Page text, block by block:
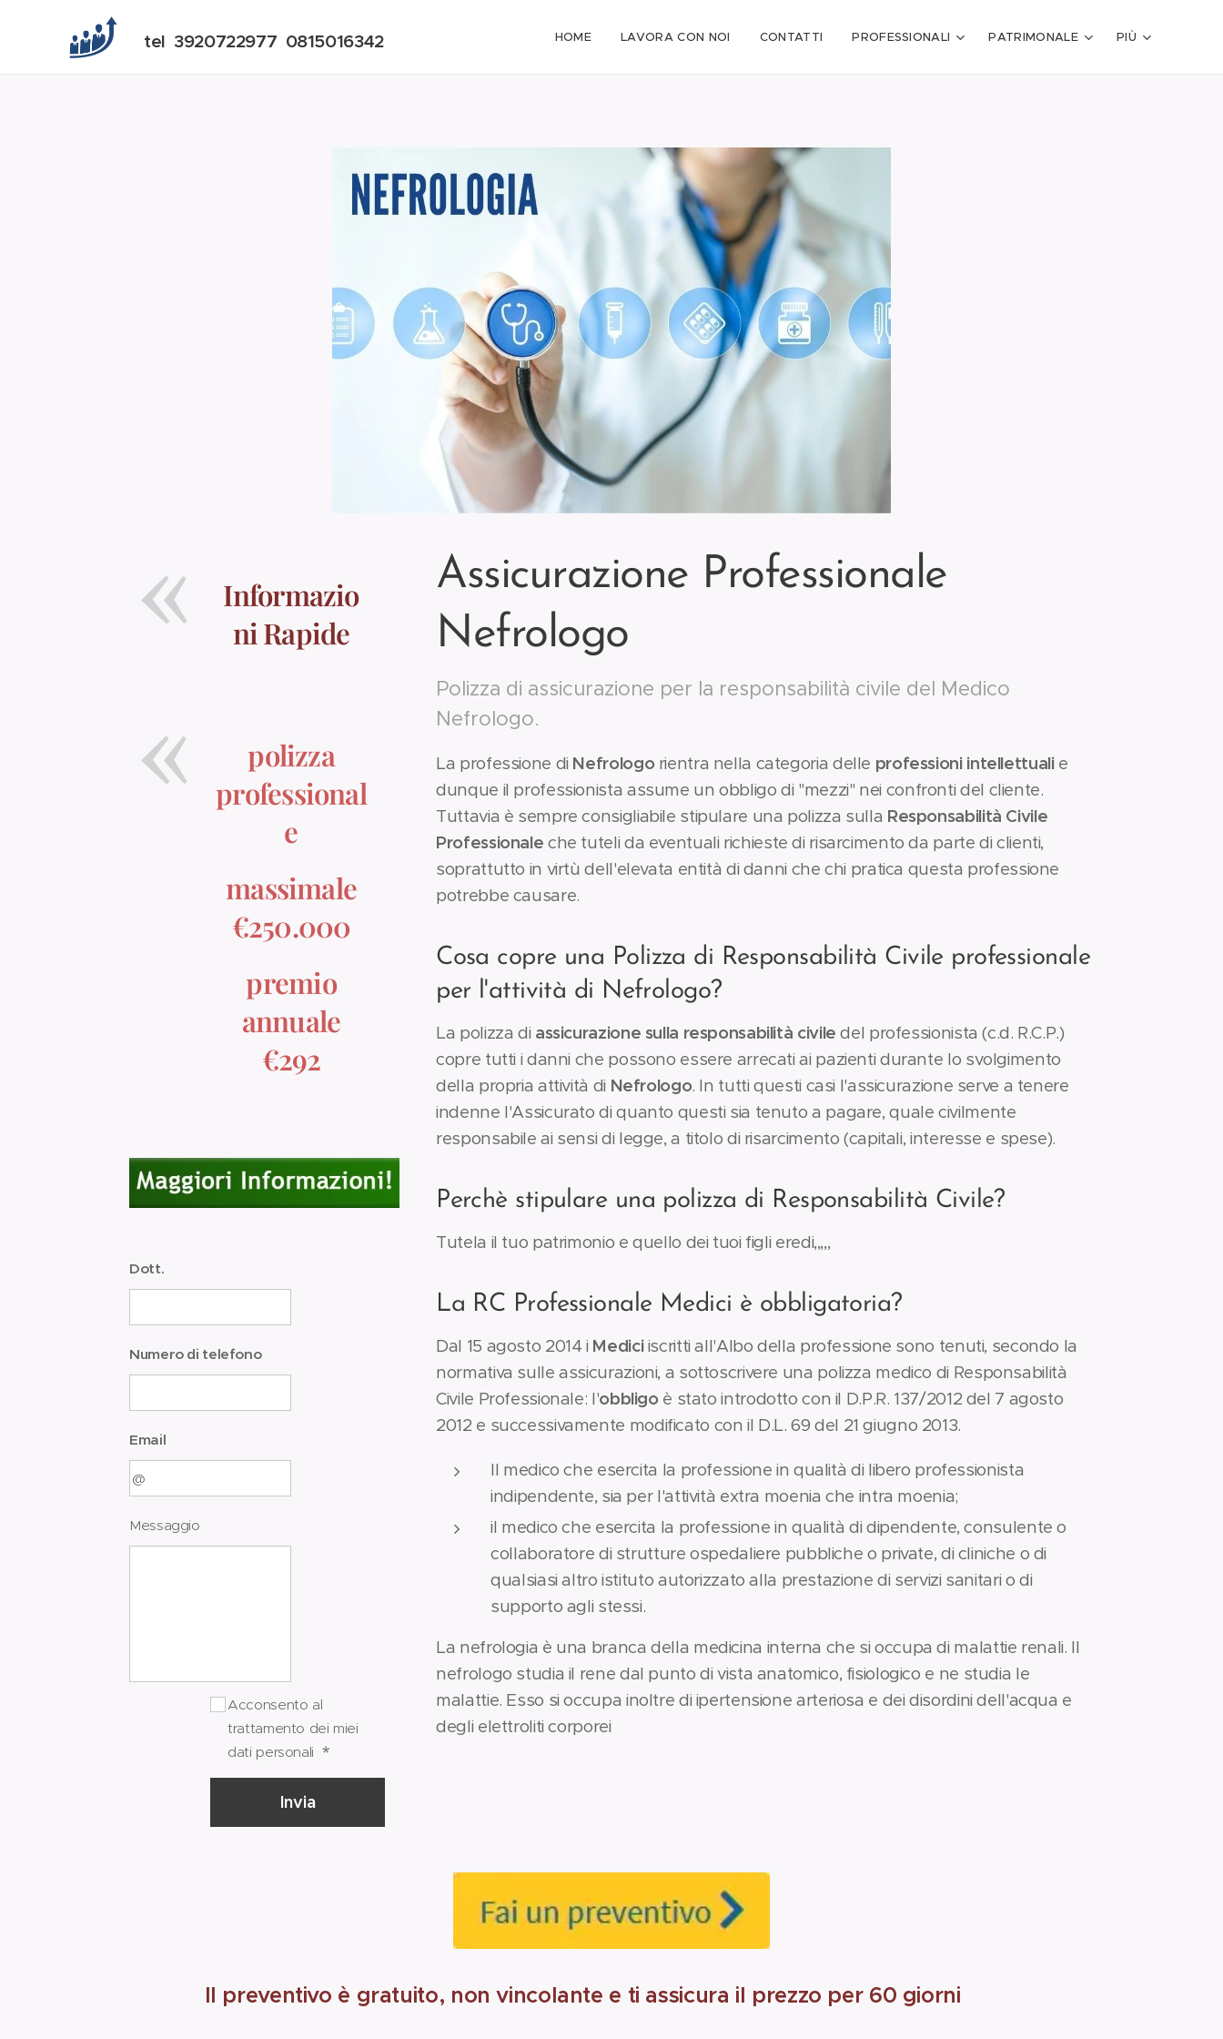
tel 3920722977 0815016342 HOME LAVORA CON NOI CONTATTI PROFESSIONALI PATRIMONALE PIÙ
Informazio
ni Rapide
polizza
professional
e
massimale
€250.000
premio
annuale
€292
Dott.
Numero di telefono
Email
Messaggio
Acconsento al
trattamento dei miei
dati personali
Invia
Assicurazione Professionale
Nefrologo
Polizza di assicurazione per la responsabilità civile del Medico
Nefrologo.
La professione di Nefrologo rientra nella categoria delle professioni intellettualie
dunque il professionista assume un obbligo di "mezzi" nei confronti del cliente.
Tuttavia è sempre consigliabile stipulare una polizza sulla Responsabilità Civile
Professionale che tuteli da eventuali richieste di risarcimento da parte di clienti,
soprattutto in virtù dell'elevata entità di danni che chi pratica questa professione
potrebbe causare.
Cosa copre una Polizza di Responsabilità Civile professionale
per l'attività di Nefrologo?
La polizza di assicurazione sulla responsabilità civile del professionista (c.d. R.C.P.)
copre tutti i danni che possono essere arrecati ai pazienti durante lo svolgimento
della propria attività di Nefrologo. In tutti questi casi l'assicurazione serve a tenere
indenne l'Assicurato di quanto questi sia tenuto a pagare, quale civilmente
responsabile ai sensi di legge, a titolo di risarcimento (capitali, interesse e spese).
Perchè stipulare una polizza di Responsabilità Civile?
Tutela il tuo patrimonio e quello dei tuoi figli eredi,,,,,
La RC Professionale Medici è obbligatoria?
Dal 15 agosto 2014 i Mediciiscritti all'Albo della professione sono tenuti, secondo la
normativa sulle assicurazioni, a sottoscrivere una polizza medico di Responsabilità
Civile Professionale: l'obbligo è stato introdotto con il D.P.R. 137/2012 del 7 agosto
2012 e successivamente modificato con il D.L. 69 del 21 giugno 2013.
Il medico che esercita la professione in qualità di libero professionista
indipendente, sia per l'attività extra moenia che intra moenia;
il medico che esercita la professione in qualità di dipendente, consulente o
collaboratore di strutture ospedaliere pubbliche o private, di cliniche o di
qualsiasi altro istituto autorizzato alla prestazione di servizi sanitari o di
supporto agli stessi.
La nefrologia è una branca della medicina interna che si occupa di malattie renali. Il
nefrologo studia il rene dal punto di vista anatomico, fisiologico e ne studia le
malattie. Esso si occupa inoltre di ipertensione arteriosa e dei disordini dell'acqua e
degli elettroliti corporei
Il preventivo è gratuito, non vincolante e ti assicura il prezzo per 60 giorni